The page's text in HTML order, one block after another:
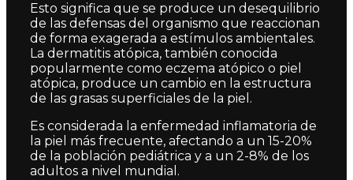
Esto significa que se produce un desequilibrio
de las defensas del organismo que reaccionan
de forma exagerada a estímulos ambientales.
La dermatitis atópica, también conocida
popularmente como eczema atópico o piel
atópica, produce un cambio en la estructura
de las grasas superficiales de la piel.
Es considerada la enfermedad inflamatoria de
la piel más frecuente, afectando a un 15-20%
de la población pediátrica y a un 2-8% de los
adultos a nivel mundial.